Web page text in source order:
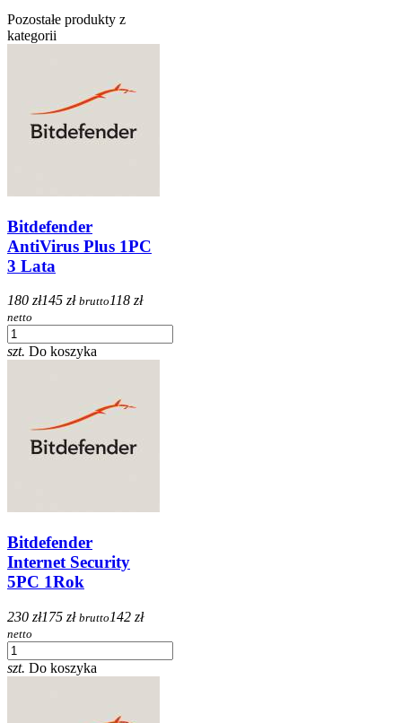
Pozostałe produkty z
kategorii
Bitdefender
AntiVirus Plus 1PC
3 Lata
180 zł145 zł brutto 118 zł
netto
szt. Do koszyka
Bitdefender
Internet Security
5PC 1Rok
230 zł175 zł brutto 142 zł
netto
szt. Do koszyka